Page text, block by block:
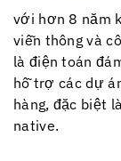
với hơn 8 năm
viễn thông và
là điện toán
hỗ trợ các dự
hàng, đặc biệt
native.